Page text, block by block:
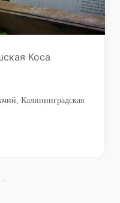
Коса
Калининградская